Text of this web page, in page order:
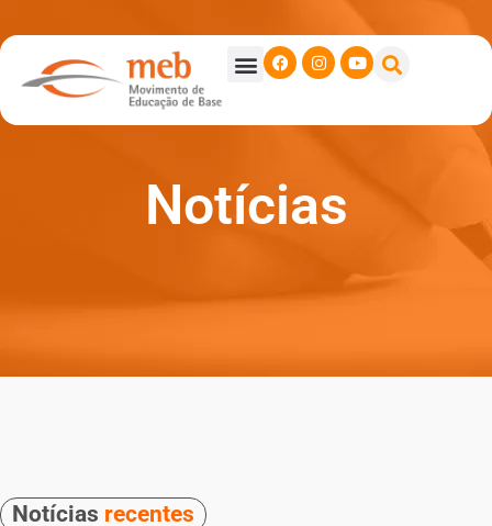
Notícias
Notícias recentes